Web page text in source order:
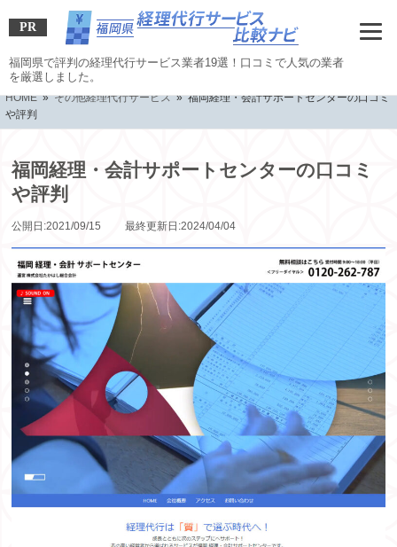
PR
福岡県で評判の経理代行サービス業者19選！口コミで人気の業者
を厳選しました。
HOME»その他経理代行サービス» 福岡経理・会計サポートセンターの口コミ
や評判
福岡経理・会計サポートセンターの口コミ
や評判
公開日:2021/09/15 最終更新日:2024/04/04